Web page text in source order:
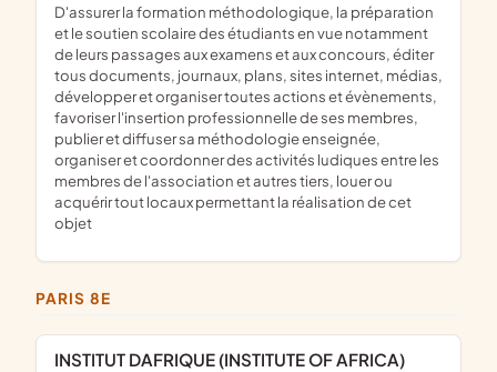
d'assurer la formation méthodologique, la préparation
et le soutien scolaire des étudiants en vue notamment
de leurs passages aux examens et aux concours, éditer
tous documents, journaux, plans, sites internet, médias,
développer et organiser toutes actions et évènements,
favoriser l'insertion professionnelle de ses membres,
publier et diffuser sa méthodologie enseignée,
organiser et coordonner des activités ludiques entre les
membres de l'association et autres tiers, louer ou
acquérir tout locaux permettant la réalisation de cet
objet
PARIS 8E
INSTITUT DAFRIQUE (INSTITUTE OF AFRICA)